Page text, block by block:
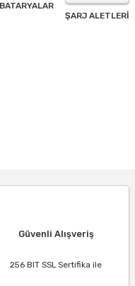
BATARYALAR
ŞARJ ALETLERI
Güvenli Alışveriş
256 BIT SSL Sertifika ile